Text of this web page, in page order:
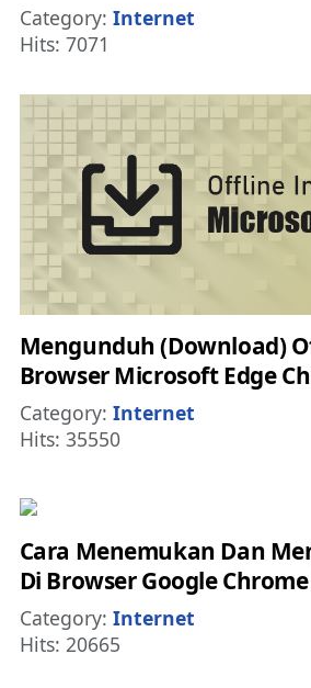
Details
Category: Internet
Hits: 7071
Mengunduh (Download)
Browser Microsoft Edge
Details
Category: Internet
Hits: 35550
Cara Menemukan Dan
Di Browser Google
Details
Category: Internet
Hits: 20665